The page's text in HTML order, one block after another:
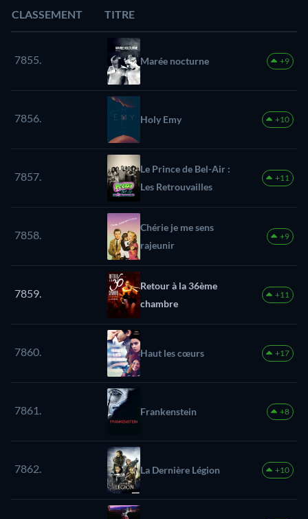
CLASSEMENT TITRE
7855. Marée nocturne +9
7856. Holy Emy +10
7857.
Le Prince de Bel-Air :
Les Retrouvailles
+11
7858.
Chérie je me sens
rajeunir
+9
7859.
Retour à la 36ème
chambre
+11
7860. Haut les cœurs +17
7861. Frankenstein +8
7862. La Dernière Légion +10